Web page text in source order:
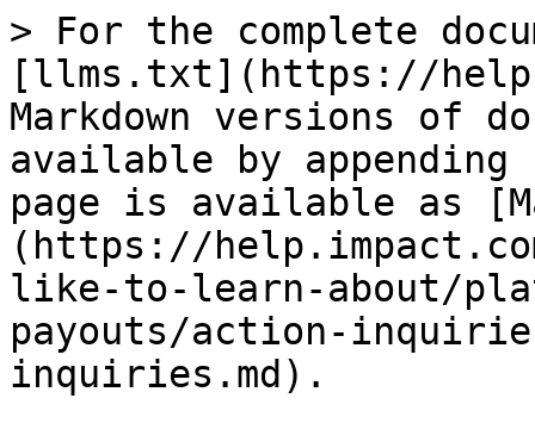
> For the complete
[llms.txt](https://
Markdown versions of
available by
page is available as
(https://
like-to-learn-about/
payouts/action-
inquiries.md).